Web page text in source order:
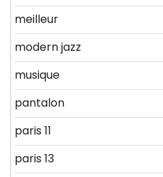
meilleur
modern jazz
musique
pantalon
paris 11
paris 13